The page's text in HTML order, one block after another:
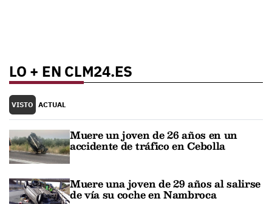
LO + EN CLM24.ES
VISTO ACTUAL
Muere un joven de 26 años en un
accidente de tráfico en Cebolla
Muere una joven de 29 años al salirse
de vía su coche en Nambroca